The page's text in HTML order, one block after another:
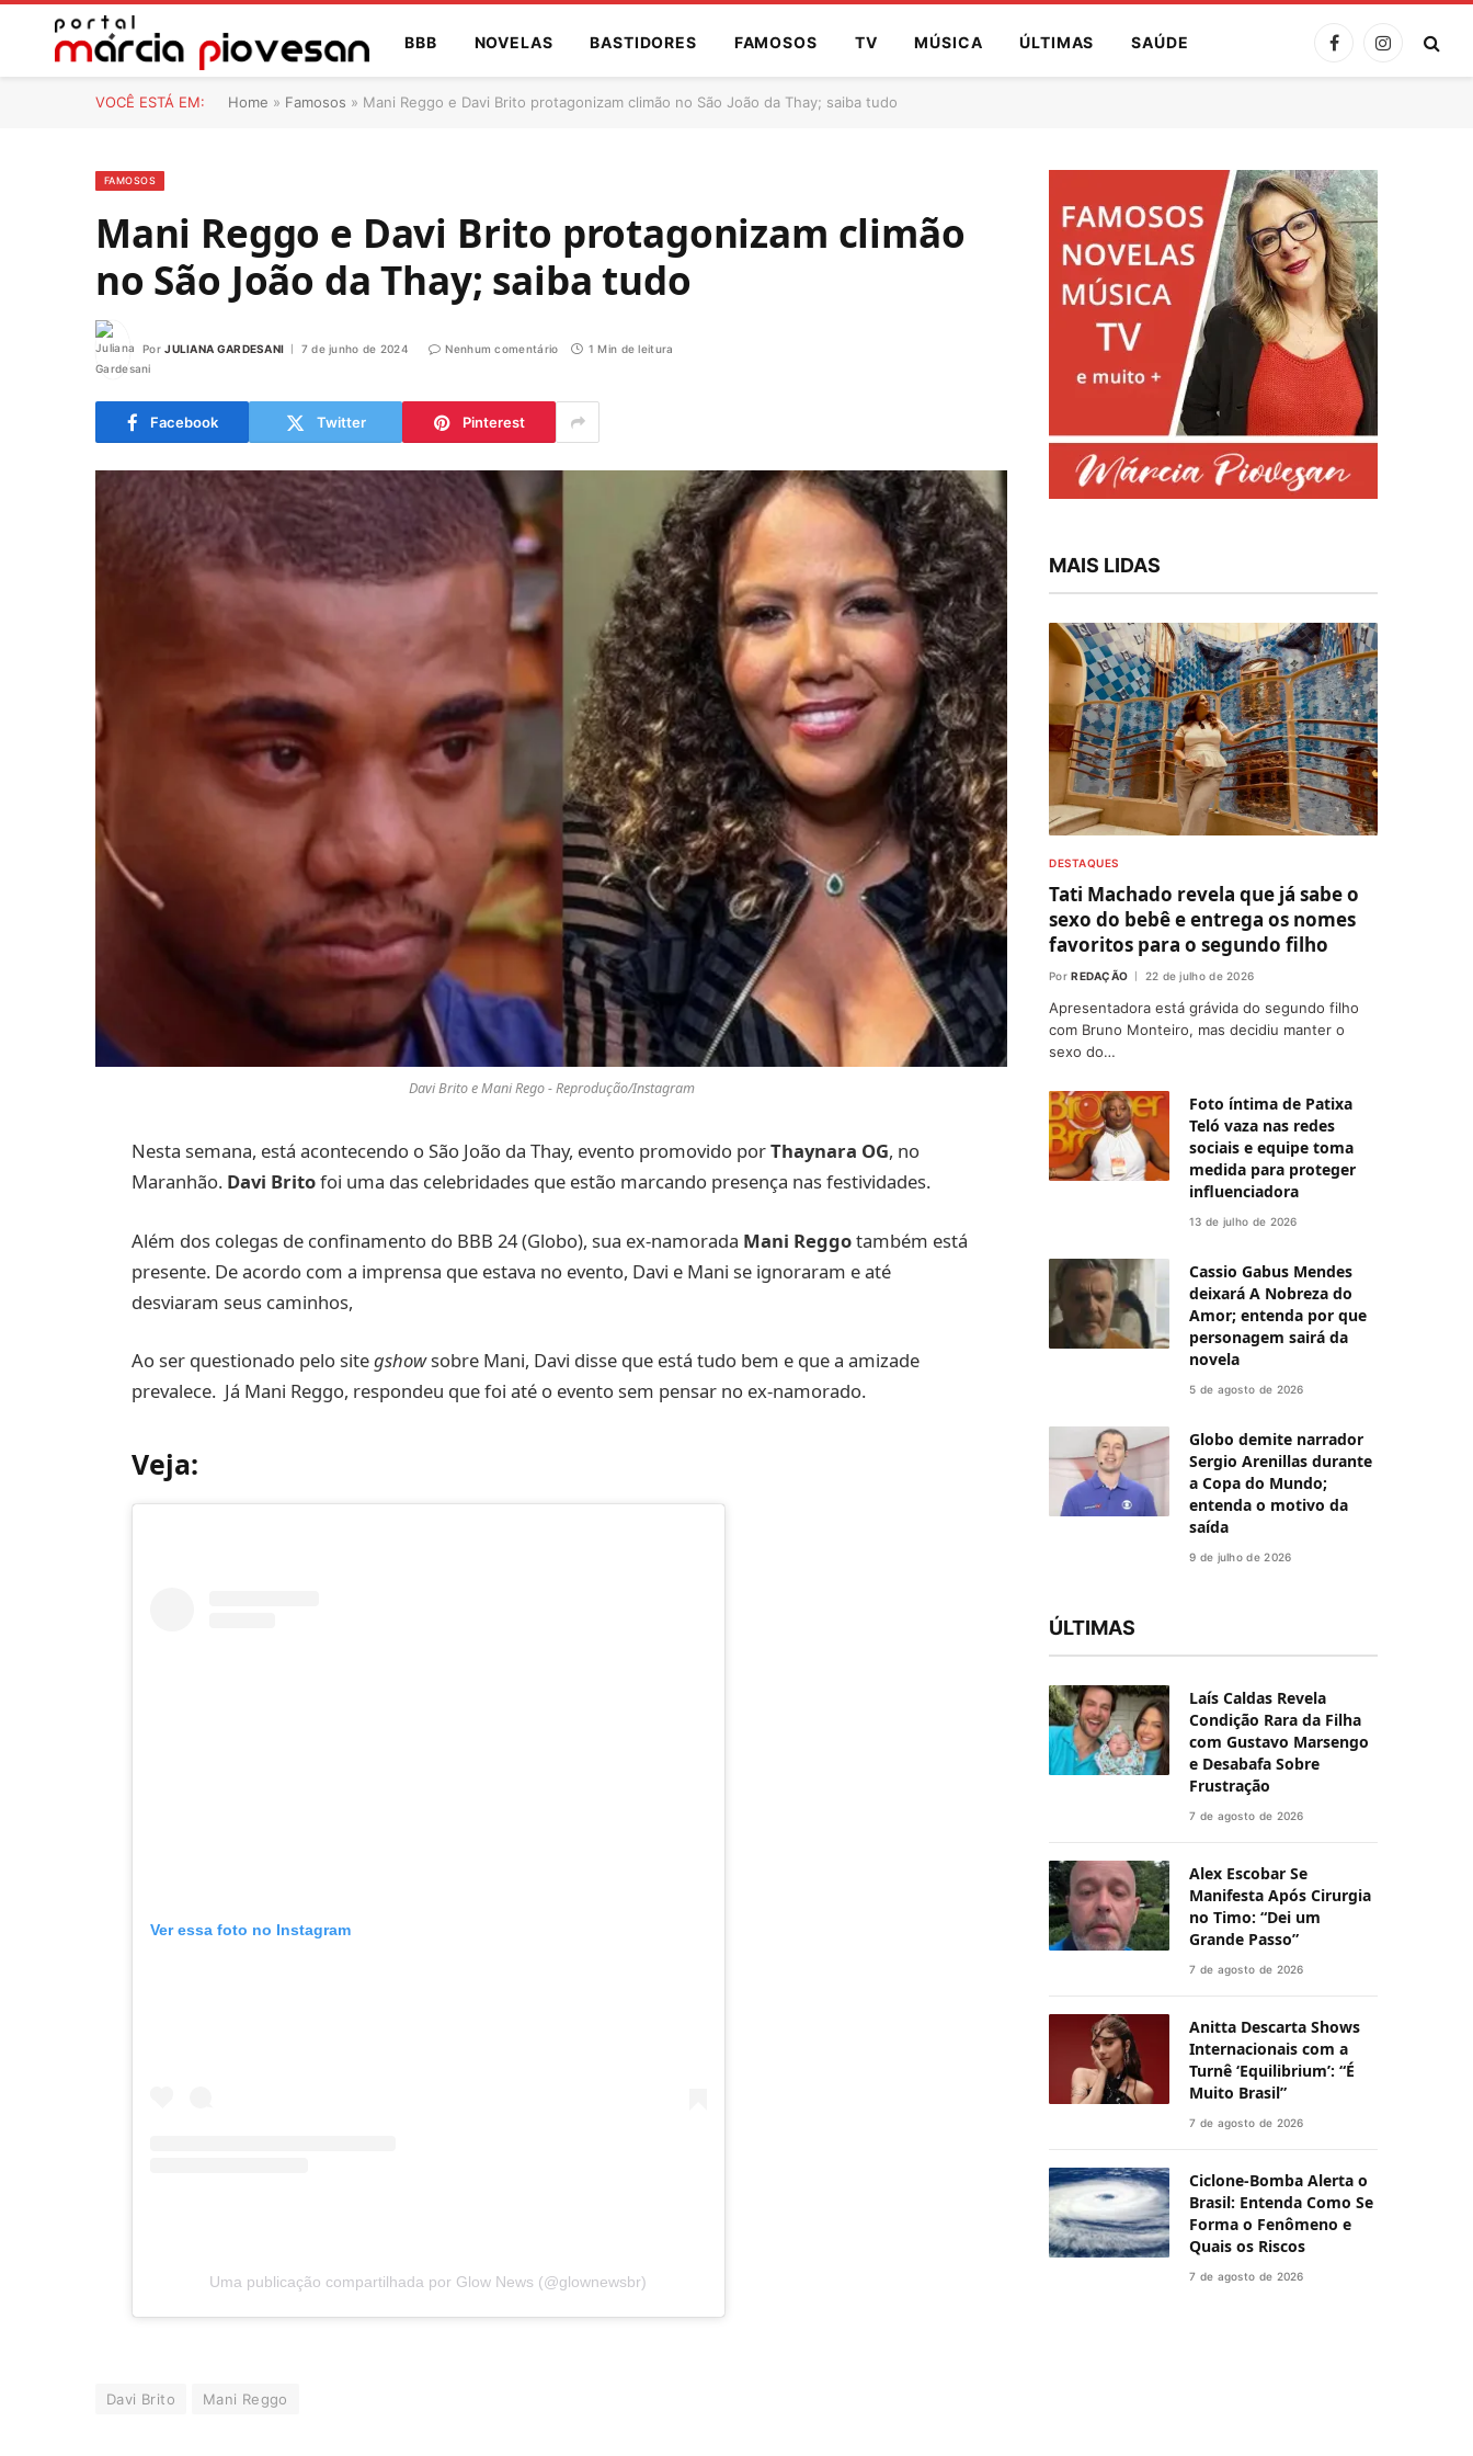
BBB NOVELAS BASTIDORES FAMOSOS TV MÚSICA ÚLTIMAS SAÚDE FacebookInstagram
VOCÊ ESTÁ EM: Home » Famosos » Mani Reggo e Davi Brito protagonizam climão no São João da Thay; saiba tudo
FAMOSOS
Mani Reggo e Davi Brito protagonizam climão
no São João da Thay; saiba tudo
Por JULIANA GARDESANI 7 de junho de 2024 Nenhum comentário 1 Min de leitura
Facebook Twitter Pinterest
Davi Brito e Mani Rego - Reprodução/Instagram
Nesta semana, está acontecendo o São João da Thay, evento promovido porThaynara OG, no
Maranhão. Davi Britofoi uma das celebridades que estão marcando presença nas festividades.
Além dos colegas de confinamento do BBB 24 (Globo), sua ex-namorada Mani Reggotambém está
presente. De acordo com a imprensa que estava no evento, Davi e Mani se ignoraram e até
desviaram seus caminhos,
Ao ser questionado pelo sitegshowsobre Mani, Davi disse que está tudo bem e que a amizade
prevalece. Já Mani Reggo, respondeu que foi até o evento sem pensar no ex-namorado.
Veja:
Ver essa foto no Instagram
Uma publicação compartilhada por Glow News (@glownewsbr)
Davi Brito Mani Reggo
MAIS LIDAS
DESTAQUES
Tati Machado revela que já sabe o
sexo do bebê e entrega os nomes
favoritos para o segundo filho
Por REDAÇÃO 22 de julho de 2026
Apresentadora está grávida do segundo filho
com Bruno Monteiro, mas decidiu manter o
sexo do…
Foto íntima de Patixa
Teló vaza nas redes
sociais e equipe toma
medida para proteger
influenciadora
13 de julho de 2026
Cassio Gabus Mendes
deixará A Nobreza do
Amor; entenda por que
personagem sairá da
novela
5 de agosto de 2026
Globo demite narrador
Sergio Arenillas durante
a Copa do Mundo;
entenda o motivo da
saída
9 de julho de 2026
ÚLTIMAS
Laís Caldas Revela
Condição Rara da Filha
com Gustavo Marsengo
e Desabafa Sobre
Frustração
7 de agosto de 2026
Alex Escobar Se
Manifesta Após Cirurgia
no Timo: “Dei um
Grande Passo”
7 de agosto de 2026
Anitta Descarta Shows
Internacionais com a
Turnê ‘Equilibrium’: “É
Muito Brasil”
7 de agosto de 2026
Ciclone-Bomba Alerta o
Brasil: Entenda Como Se
Forma o Fenômeno e
Quais os Riscos
7 de agosto de 2026